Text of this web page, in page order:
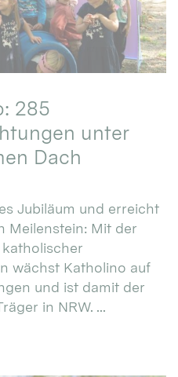
285
unter
Dach
Jubiläum und erreicht
Meilenstein: Mit der
wächst Katholino auf
und ist damit der
in NRW. ...